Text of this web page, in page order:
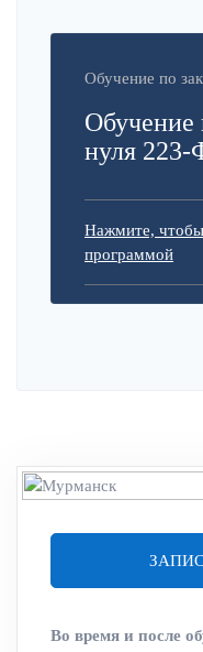
Обучение по
Обучение
нуля 223-
Нажмите, чтобы
программой
Во время и после